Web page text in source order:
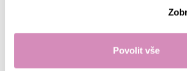
Povolit vše